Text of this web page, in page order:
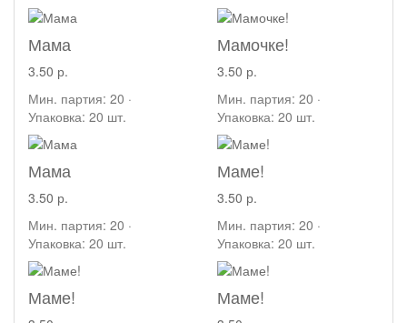
Мама
3.50 р.
Мин. партия: 20 ·
Упаковка: 20 шт.
Мамочке!
3.50 р.
Мин. партия: 20 ·
Упаковка: 20 шт.
Мама
3.50 р.
Мин. партия: 20 ·
Упаковка: 20 шт.
Маме!
3.50 р.
Мин. партия: 20 ·
Упаковка: 20 шт.
Маме! Маме!